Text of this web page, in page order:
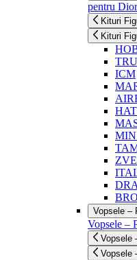
pentru
Kituri
Kituri
ICM
HAT
Vopsele –
Vopsele –
Vopsele
Vopsele